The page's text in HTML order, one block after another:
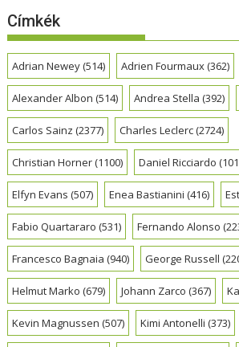
Címkék
Adrian Newey(514) Adrien Fourmaux(362)
Alexander Albon (514) Andrea Stella (392)
Carlos Sainz (2377) Charles Leclerc(2724)
Christian Horner(1100) Daniel Ricciardo
Elfyn Evans (507) Enea Bastianini (416)
Fabio Quartararo (531) Fernando Alonso
Francesco Bagnaia (940) George Russell
Helmut Marko (679) Johann Zarco (367)
Kevin Magnussen (507) Kimi Antonelli (373)